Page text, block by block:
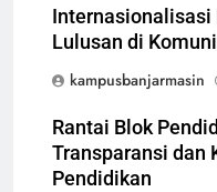
Lulusan di
kampusbanjarmasin
Rantai Blok
Transparansi dan
Pendidikan